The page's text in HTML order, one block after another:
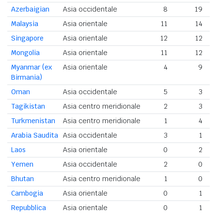
Azerbaigian
Asia occidentale 8
19
Malaysia
Asia orientale 11
14
Singapore
Asia orientale 12
12
Mongolia
Asia orientale 11
12
Myanmar (ex
Birmania)
Asia orientale 4 9
Oman Asia occidentale 5
3
Tagikistan
Asia centro meridionale 2
3
Turkmenistan
Asia centro meridionale 1
4
Arabia Saudita Asia occidentale 3
1
Laos
Asia orientale 0
2
Yemen
Asia occidentale 2
0
Bhutan
Asia centro meridionale 1
0
Cambogia
Asia orientale 0
1
Repubblica
Asia orientale 0 1